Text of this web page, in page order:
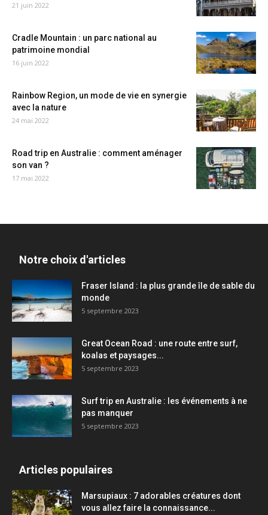
21 juin 2022
Cradle Mountain : un parc national au
patrimoine mondial
16 juin 2022
Rainbow Region, un mode de vie en synergie
avec la nature
24 mai 2022
Road trip en Australie : comment aménager
son van ?
17 mai 2022
Notre choix d'articles
Fraser Island : la plus grande île de sable du
monde
5 septembre 2023
Great Ocean Road : une route entre surf,
koalas et paysages...
5 septembre 2023
Surf trip en Australie : les événements à ne
pas manquer
5 septembre 2023
Articles populaires
Marsupiaux : 7 adorables créatures dont
vous allez faire la connaissance...